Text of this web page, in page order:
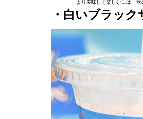
より美味しく楽しむには、
・白いブラッ